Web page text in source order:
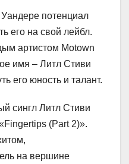
потенциал
его на свой лейбл.
артистом Motown
имя – Литл Стиви
его юность и талант.
сингл Литл Стиви
(Part 2)».
на вершине